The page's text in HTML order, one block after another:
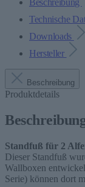
Beschreibung
Technische
Downloads
Hersteller
Beschreibung
Produktdetails
Standfuß für 2
Dieser Standfuß
Wallboxen
Serie) können dort